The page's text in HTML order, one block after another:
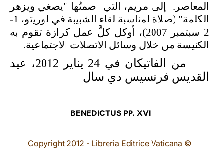
المعاصر. إلى مريم، التي
صمتُها "يصغي ويزهر
الكلمة" (صلاة لمناسبة لقاء الشبيبة في لوريتو، 1-
2 سبتمبر 2007)، أوكل
كلَّ عمل كرازة تقوم به
الكنيسة من خلال وسائل الاتصلات الاجتماعية.
من الفاتيكان في 24 يناير 2012، عيد
القديس فرنسيس دي سال
BENEDICTUS PP. XVI
© Copyright 2012 - Libreria Editrice Vaticana